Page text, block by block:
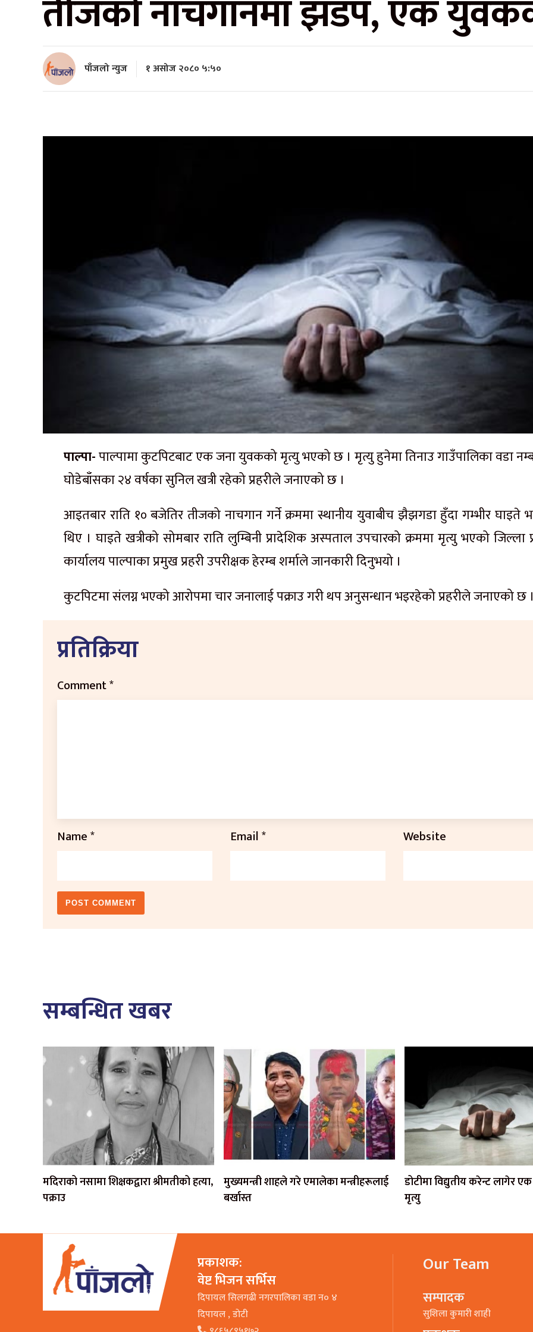
तीजको नाचगानमा झडप, एक
पाँजलो न्युज १ असोज २०८० ५:५०
पाल्पा-पाल्पामा कुटपिटबाट एक जना युवकको मृत्यु भएको छ । मृत्यु हुनेमा तिनाउ गाउँपालिका वडा
घोडेबाँसका २४ वर्षका सुनिल खत्री रहेको प्रहरीले जनाएको छ ।
आइतबार राति १० बजेतिर तीजको नाचगान गर्ने क्रममा स्थानीय युवाबीच झैझगडा हुँदा गम्भीर घाइते
थिए । घाइते खत्रीको सोमबार राति लुम्बिनी प्रादेशिक अस्पताल उपचारको क्रममा मृत्यु भएको जिल्ला
कार्यालय पाल्पाका प्रमुख प्रहरी उपरीक्षक हेरम्ब शर्माले जानकारी दिनुभयो ।
कुटपिटमा संलग्न भएको आरोपमा चार जनालाई पक्राउ गरी थप अनुसन्धान भइरहेको प्रहरीले जनाएको छ ।
प्रतिक्रिया
Comment*
Name* Email* Website
सम्बन्धित खबर
मदिराको नसामा शिक्षकद्वारा श्रीमतीको हत्या,
पक्राउ
मुख्यमन्त्री शाहले गरे एमालेका मन्त्रीहरूलाई
बर्खास्त
डोटीमा विद्युतीय करेन्ट लागेर
मृत्यु
प्रकाशक:
वेष्ट भिजन सर्भिस
दिपायल सिलगढी नगरपालिका वडा न० ४
दिपायल , डाेटी
Our Team
सम्पादक
सुशिला कुमारी शाही